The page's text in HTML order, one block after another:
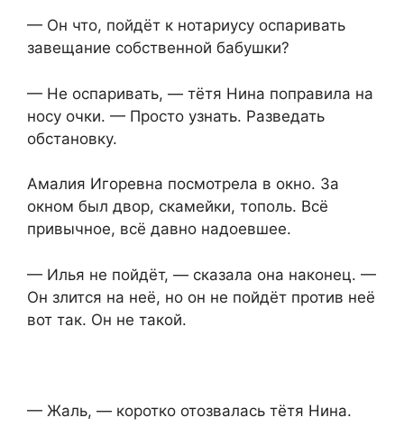
— Он что, пойдёт к нотариусу оспаривать
завещание собственной бабушки?
— Не оспаривать, — тётя Нина поправила на
носу очки. — Просто узнать. Разведать
обстановку.
Амалия Игоревна посмотрела в окно. За
окном был двор, скамейки, тополь. Всё
привычное, всё давно надоевшее.
— Илья не пойдёт, — сказала она наконец. —
Он злится на неё, но он не пойдёт против неё
вот так. Он не такой.
— Жаль, — коротко отозвалась тётя Нина.